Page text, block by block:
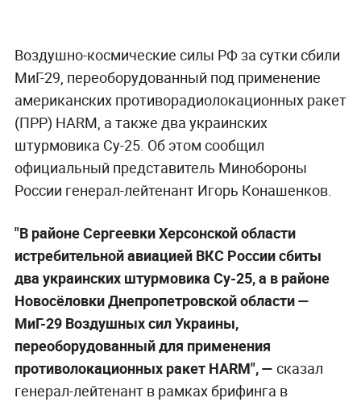
Воздушно-космические силы РФ за сутки сбили
МиГ-29, переоборудованный под применение
американских противорадиолокационных ракет
(ПРР) HARM, а также два украинских
штурмовика Су-25. Об этом сообщил
официальный представитель Минобороны
России генерал-лейтенант Игорь Конашенков.
"В районе Сергеевки Херсонской области
истребительной авиацией ВКС России сбиты
два украинских штурмовика Су-25, а в районе
Новосёловки Днепропетровской области —
МиГ-29 Воздушных сил Украины,
переоборудованный для применения
противолокационных ракет HARM", — сказал
генерал-лейтенант в рамках брифинга в